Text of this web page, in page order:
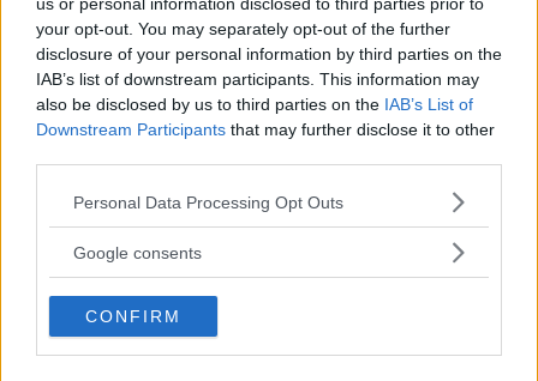
your opt-out. You may separately opt-out of the further
disclosure of your personal information by third parties on the
IAB’s list of downstream participants. This information may
also be disclosed by us to third parties on the IAB’s List of
Downstream Participants that may further disclose it to other
Please note that this website/app uses one or more Google
not limited to your visit or usage behaviour. You may click to
use your data for below specified purposes in below Google
consent section.
Personal Data Processing Opt Outs
Google consents
CONFIRM
Publicerad 05:03, 4 augusti 2026
Sommartorget i Älvsjö
öppnar: Familjärt
På måndagseftermiddagen öppnade
aktiviteterna på Älvsjö torg. Artisten […]